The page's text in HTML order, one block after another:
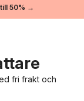
50% →
fri frakt och